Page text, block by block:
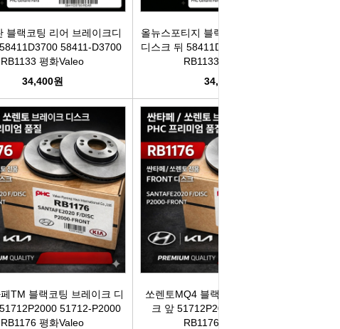
화코일[일반품]
가열플러그
PM센서
모컨키배터리
동차크락션[혼]
영라이트전구
스라이트전구
싱글전구
외장용품
연료첨가제
핸드폰충전기
도어핸들몰딩
씨그날
자동차엠블럼
자동차글짜[마크]
자동차범퍼몰딩
번호판.볼트
경광등
창문뺏지
씨그날
블랙코팅 리어 브레이크디
58411-D3700
RB1133 평화Valeo
34,400원
올뉴스포티지 블랙코팅 리어 브레이크
디스크 뒤 58411D3700 58411-D3700
RB1133 평화Valeo
34,400원
TM 블랙코팅 브레이크 디
51712-P2000
RB1176 평화Valeo
쏘렌토MQ4 블랙코팅 브레이크 디스
크 앞 51712P2000 51712-P2000
RB1176 평화Valeo